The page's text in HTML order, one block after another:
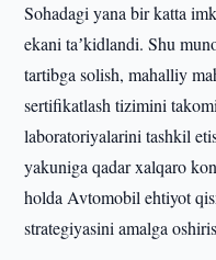
Sohadagi yana bir katta
ekani taʼkidlandi. Shu
tartibga solish, mahalliy
sertifikatlash tizimini
laboratoriyalarini tashkil
yakuniga qadar xalqaro
holda Avtomobil ehtiyot
strategiyasini amalga